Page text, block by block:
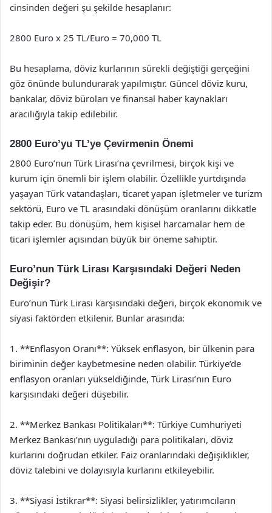
cinsinden değeri şu şekilde hesaplanır:
2800 Euro x 25 TL/Euro = 70,000 TL
Bu hesaplama, döviz kurlarının sürekli değiştiği gerçeğini
göz önünde bulundurarak yapılmıştır. Güncel döviz kuru,
bankalar, döviz büroları ve finansal haber kaynakları
aracılığıyla takip edilebilir.
2800 Euro’yu TL’ye Çevirmenin Önemi
2800 Euro’nun Türk Lirası’na çevrilmesi, birçok kişi ve
kurum için önemli bir işlem olabilir. Özellikle yurtdışında
yaşayan Türk vatandaşları, ticaret yapan işletmeler ve turizm
sektörü, Euro ve TL arasındaki dönüşüm oranlarını dikkatle
takip eder. Bu dönüşüm, hem kişisel harcamalar hem de
ticari işlemler açısından büyük bir öneme sahiptir.
Euro’nun Türk Lirası Karşısındaki Değeri Neden
Değişir?
Euro’nun Türk Lirası karşısındaki değeri, birçok ekonomik ve
siyasi faktörden etkilenir. Bunlar arasında:
1. **Enflasyon Oranı**: Yüksek enflasyon, bir ülkenin para
biriminin değer kaybetmesine neden olabilir. Türkiye’de
enflasyon oranları yükseldiğinde, Türk Lirası’nın Euro
karşısındaki değeri düşebilir.
2. **Merkez Bankası Politikaları**: Türkiye Cumhuriyeti
Merkez Bankası’nın uyguladığı para politikaları, döviz
kurlarını doğrudan etkiler. Faiz oranlarındaki değişiklikler,
döviz talebini ve dolayısıyla kurlarını etkileyebilir.
3. **Siyasi İstikrar**: Siyasi belirsizlikler, yatırımcıların